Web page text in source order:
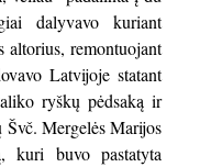
dalyvavo kuriant
altorius, remontuojant
Latvijoje statant
ryškų pėdsaką ir
Mergelės Marijos
kuri buvo pastatyta